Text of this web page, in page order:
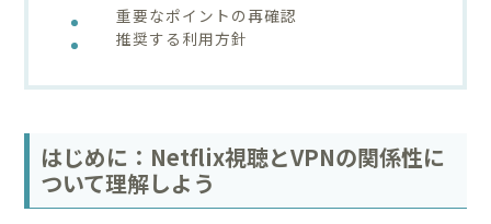
重要なポイントの再確認
推奨する利用方針
はじめに：Netflix視聴とVPNの関係性に
ついて理解しよう